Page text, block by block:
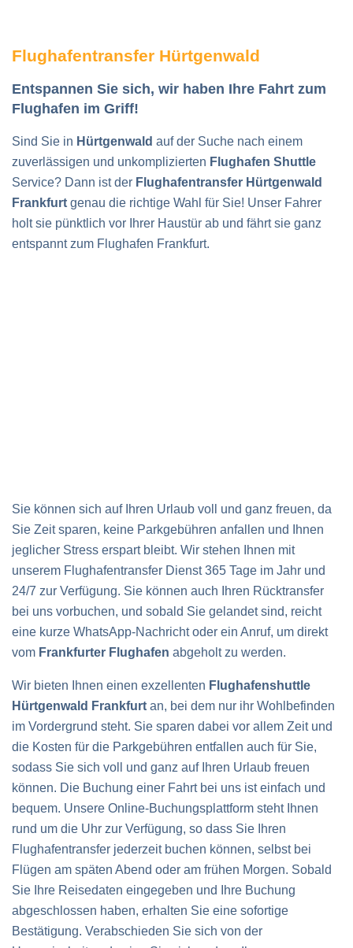
Flughafentransfer Hürtgenwald
Entspannen Sie sich, wir haben Ihre Fahrt zum
Flughafen im Griff!
Sind Sie in Hürtgenwald auf der Suche nach einem
zuverlässigen und unkomplizierten Flughafen Shuttle
Service? Dann ist der Flughafentransfer Hürtgenwald
Frankfurt genau die richtige Wahl für Sie! Unser Fahrer
holt sie pünktlich vor Ihrer Haustür ab und fährt sie ganz
entspannt zum Flughafen Frankfurt.
Sie können sich auf Ihren Urlaub voll und ganz freuen, da
Sie Zeit sparen, keine Parkgebühren anfallen und Ihnen
jeglicher Stress erspart bleibt. Wir stehen Ihnen mit
unserem Flughafentransfer Dienst 365 Tage im Jahr und
24/7 zur Verfügung. Sie können auch Ihren Rücktransfer
bei uns vorbuchen, und sobald Sie gelandet sind, reicht
eine kurze WhatsApp-Nachricht oder ein Anruf, um direkt
vom Frankfurter Flughafen abgeholt zu werden.
Wir bieten Ihnen einen exzellenten Flughafenshuttle
Hürtgenwald Frankfurt an, bei dem nur ihr Wohlbefinden
im Vordergrund steht. Sie sparen dabei vor allem Zeit und
die Kosten für die Parkgebühren entfallen auch für Sie,
sodass Sie sich voll und ganz auf Ihren Urlaub freuen
können. Die Buchung einer Fahrt bei uns ist einfach und
bequem. Unsere Online-Buchungsplattform steht Ihnen
rund um die Uhr zur Verfügung, so dass Sie Ihren
Flughafentransfer jederzeit buchen können, selbst bei
Flügen am späten Abend oder am frühen Morgen. Sobald
Sie Ihre Reisedaten eingegeben und Ihre Buchung
abgeschlossen haben, erhalten Sie eine sofortige
Bestätigung. Verabschieden Sie sich von der